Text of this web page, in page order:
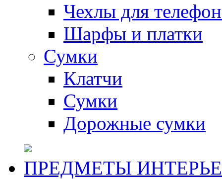
Чехлы для
Шарфы и платки
Сумки
Клатчи
Сумки
Дорожные сумки
ПРЕДМЕТЫ